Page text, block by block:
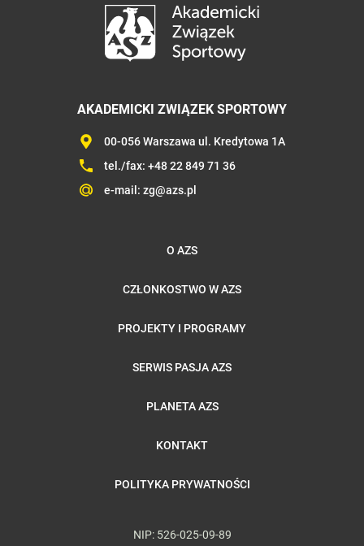
AKADEMICKI ZWIĄZEK SPORTOWY
00-056 Warszawa ul. Kredytowa 1A
tel./fax: +48 22 849 71 36
e-mail: zg@azs.pl
O AZS
CZŁONKOSTWO W AZS
PROJEKTY I PROGRAMY
SERWIS PASJA AZS
PLANETA AZS
KONTAKT
POLITYKA PRYWATNOŚCI
NIP: 526-025-09-89